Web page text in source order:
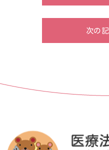
次の